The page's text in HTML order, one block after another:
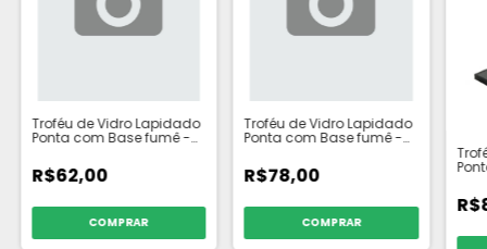
Troféu de Vidro Lapidado
Ponta com Base fumê -
R$62,00
Troféu de Vidro Lapidado
Ponta com Base fumê -
R$78,00